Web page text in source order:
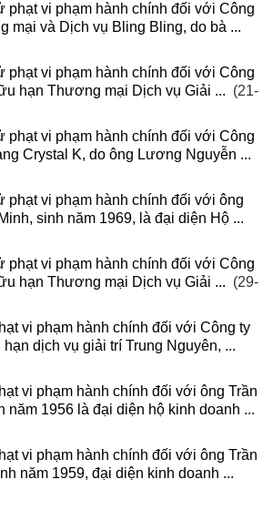
phạt vi phạm hành chính đối với Công
mại và Dịch vụ Bling Bling, do bà ...
phạt vi phạm hành chính đối với Công
hạn Thương mại Dịch vụ Giải ... (21-
phạt vi phạm hành chính đối với Công
Crystal K, do ông Lương Nguyễn ...
phạt vi phạm hành chính đối với ông
sinh năm 1969, là đại diện Hộ ...
phạt vi phạm hành chính đối với Công
hạn Thương mại Dịch vụ Giải ... (29-
vi phạm hành chính đối với Công ty
dịch vụ giải trí Trung Nguyên, ...
vi phạm hành chính đối với ông Trần
năm 1956 là đại diện hộ kinh doanh ...
vi phạm hành chính đối với ông Trần
năm 1959, đại diện kinh doanh ...